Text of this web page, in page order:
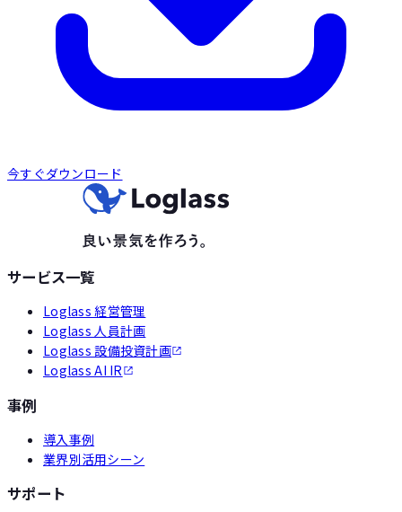
今すぐダウンロード
サービス一覧
Loglass 経営管理
Loglass 人員計画
Loglass 設備投資計画
Loglass AI IR
事例
導入事例
業界別活用シーン
サポート